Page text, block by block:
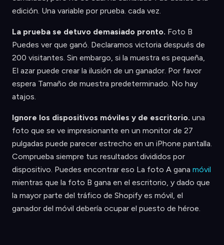
edición. Una variable por prueba. cada vez.
La prueba se detuvo demasiado pronto. Foto B
Puedes ver que ganó. Declaramos victoria después de
200 visitantes. Sin embargo, si la muestra es pequeña,
El azar puede crear la ilusión de un ganador. Por favor
espera Tamaño de muestra predeterminado. No hay
atajos.
Ignore los dispositivos móviles y de escritorio. una
foto que se ve impresionante en un monitor de 27
pulgadas puede parecer estrecho en un iPhone pantalla.
Comprueba siempre tus resultados divididos por
dispositivo. Puedes encontrar eso La foto A gana móvil
mientras que la foto B gana en el escritorio, y dado que
la mayor parte del tráfico de Shopify es móvil, el
ganador del móvil debería ocupar el puesto de héroe.